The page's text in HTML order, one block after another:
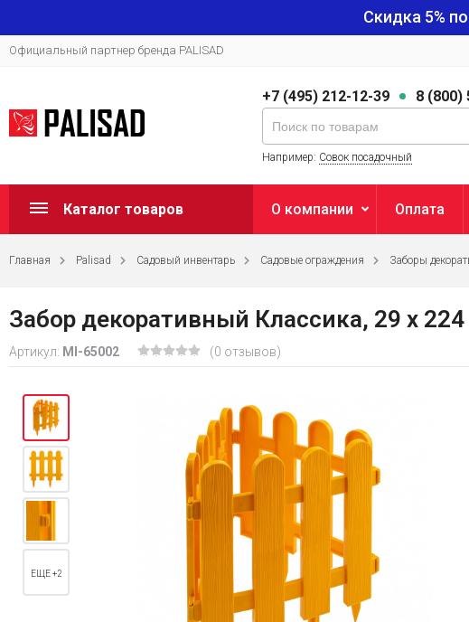
Скидка 5%
Официальный партнер бренда PALISAD
+7 (495) 212-12-39 8 (800)
Например: Совок посадочный
Каталог товаров О компании Оплата
Главная Palisad Садовый инвентарь Садовые ограждения Заборы
Забор декоративный Классика, 29 х
Артикул: MI-65002 (0 отзывов)
ЕЩЕ +2